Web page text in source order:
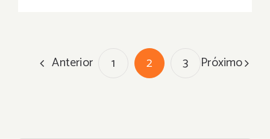
Anterior 1 2 3 Próximo